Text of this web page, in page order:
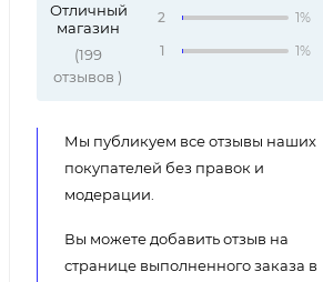
Отличный
магазин
(199
отзывов)
2
1%
1
1%
Мы публикуем все отзывы наших
покупателей без правок и
модерации.
Вы можете добавить отзыв на
странице выполненного заказа в